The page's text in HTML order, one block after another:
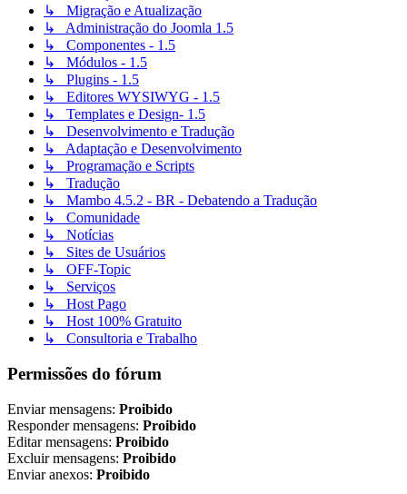
↳ Migração e Atualização
↳ Administração do Joomla 1.5
↳ Componentes - 1.5
↳ Módulos - 1.5
↳ Plugins - 1.5
↳ Editores WYSIWYG - 1.5
↳ Templates e Design- 1.5
↳ Desenvolvimento e Tradução
↳ Adaptação e Desenvolvimento
↳ Programação e Scripts
↳ Tradução
↳ Mambo 4.5.2 - BR - Debatendo a Tradução
↳ Comunidade
↳ Notícias
↳ Sites de Usuários
↳ OFF-Topic
↳ Serviços
↳ Host Pago
↳ Host 100% Gratuito
↳ Consultoria e Trabalho
Permissões do fórum
Enviar mensagens: Proibido
Responder mensagens: Proibido
Editar mensagens: Proibido
Excluir mensagens: Proibido
Enviar anexos: Proibido